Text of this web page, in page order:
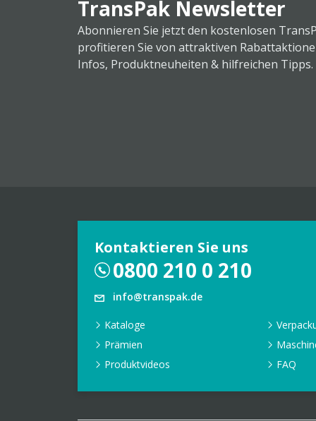
TransPak Newsletter
Abonnieren Sie jetzt den kostenlosen
profitieren Sie von attraktiven
Infos, Produktneuheiten & hilfreichen Tipps.
Kontaktieren Sie uns
0800 210 0 210
info@transpak.de
Kataloge
Prämien
Produktvideos
FAQ